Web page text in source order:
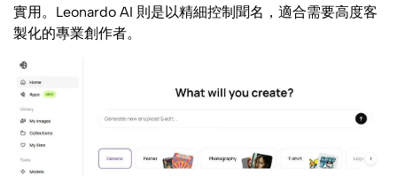
實用。Leonardo AI 則是以精細控制聞名，適合需要高度客
製化的專業創作者。